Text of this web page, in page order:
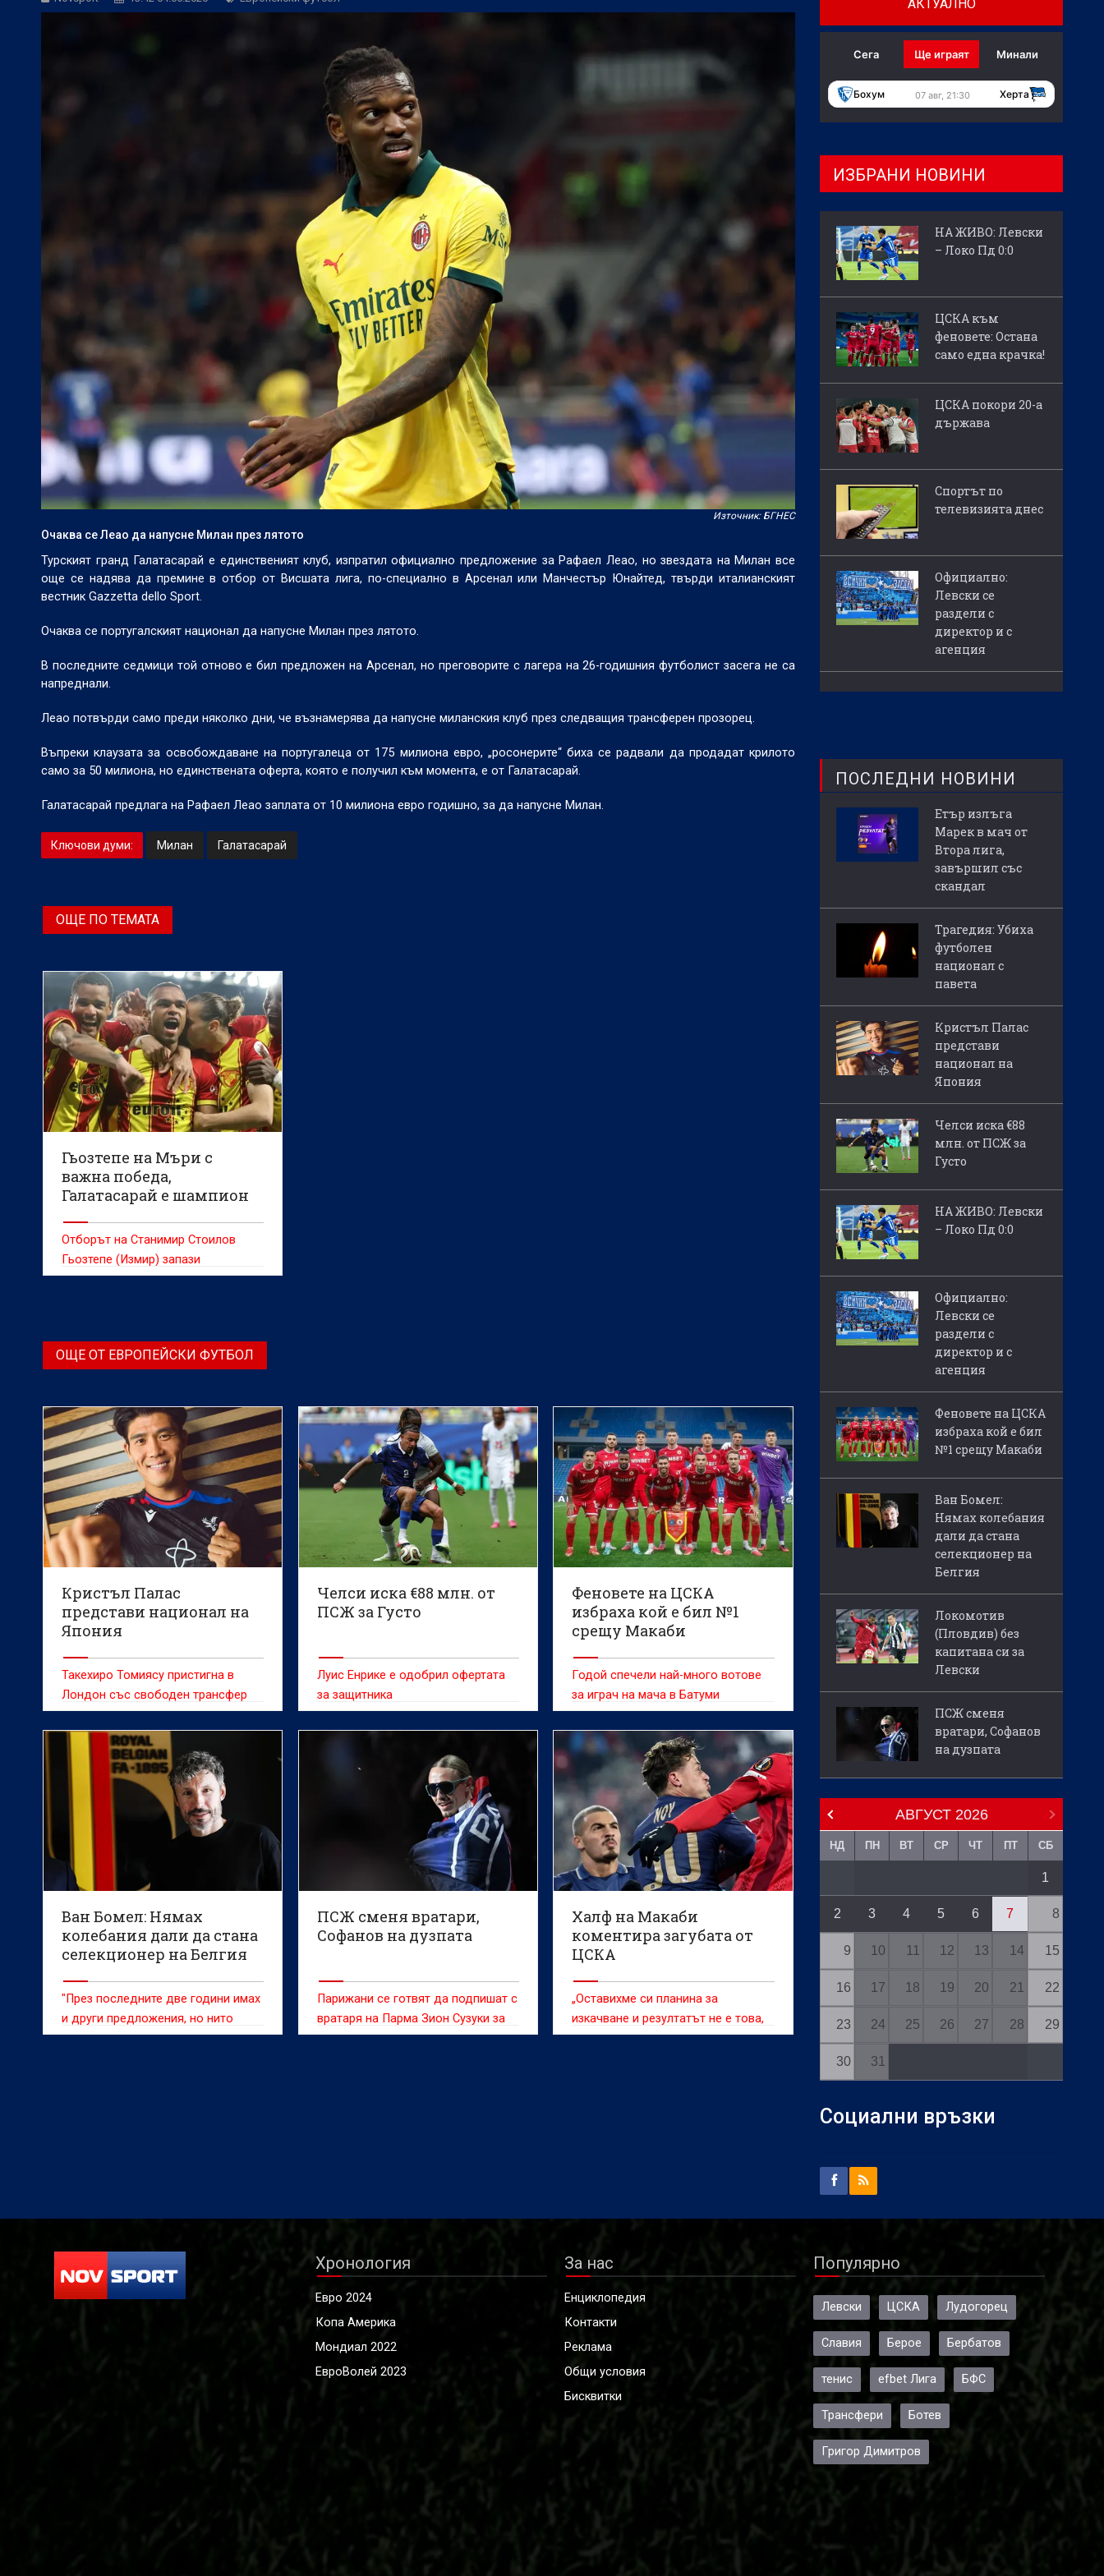
БГ Футбол:ЦСКА към феновете: Остана само една крачка!
ЦСКА покори 20-а държава
Източник: БГНЕС
Очаква се Леао да напусне Милан през лятото
Турският гранд Галатасарай е единственият клуб, изпратил официално предложение за Рафаел Леао, но звездата на Милан все
още се надява да премине в отбор от Висшата лига, по-специално в Арсенал или Манчестър Юнайтед, твърди италианският
вестник Gazzetta dello Sport.
Очаква се португалският национал да напусне Милан през лятото.
В последните седмици той отново е бил предложен на Арсенал, но преговорите с лагера на 26-годишния футболист засега не са
напреднали.
Леао потвърди само преди няколко дни, че възнамерява да напусне миланския клуб през следващия трансферен прозорец.
Въпреки клаузата за освобождаване на португалеца от 175 милиона евро, „росонерите“ биха се радвали да продадат крилото
само за 50 милиона, но единствената оферта, която е получил към момента, е от Галатасарай.
Галатасарай предлага на Рафаел Леао заплата от 10 милиона евро годишно, за да напусне Милан.
Ключови думи: Милан Галатасарай
ОЩЕ ПО ТЕМАТА
Гьозтепе на Мъри с
важна победа,
Галатасарай е шампион
Отборът на Станимир Стоилов
Гьозтепе (Измир) запази
надеждите си да се класира за
с 2:1 на своя стадион „Гюрсел
Аксел“ срещу Газиантеп ФК в 33-ия
ОЩЕ ОТ ЕВРОПЕЙСКИ ФУТБОЛ
Кристъл Палас
представи национал на
Япония
Такехиро Томиясу пристигна в
Лондон със свободен трансфер
Челси иска €88 млн. от
ПСЖ за Густо
Луис Енрике е одобрил офертата
за защитника
Феновете на ЦСКА
избраха кой е бил №1
срещу Макаби
Годой спечели най-много вотове
за играч на мача в Батуми
Ван Бомел: Нямах
колебания дали да стана
селекционер на Белгия
"През последните две години имах
и други предложения, но нито
едно от тях не ме убеди"
ПСЖ сменя вратари,
Софанов на дузпата
Парижани се готвят да подпишат с
вратаря на Парма Зион Сузуки за
35 милиона евро
Халф на Макаби
коментира загубата от
ЦСКА
„Оставихме си планина за
изкачване и резултатът не е това,
което искахме, но вярваме в себе
АКТУАЛНО
Сега Ще играят Минали
Бохум 07 авг, 21:30 Херта
ИЗБРАНИ НОВИНИ
НА ЖИВО: Левски
– Локо Пд 0:0
ЦСКА към
феновете: Остана
само една крачка!
ЦСКА покори 20-а
държава
Спортът по
телевизията днес
Официално:
Левски се
раздели с
директор и с
агенция
ПОСЛЕДНИ НОВИНИ
Етър излъга
Марек в мач от
Втора лига,
завършил със
скандал
Трагедия: Убиха
футболен
национал с
павета
Кристъл Палас
представи
национал на
Япония
Челси иска €88
млн. от ПСЖ за
Густо
НА ЖИВО: Левски
– Локо Пд 0:0
Официално:
Левски се
раздели с
директор и с
агенция
Феновете на ЦСКА
избраха кой е бил
№1 срещу Макаби
Ван Бомел:
Нямах колебания
дали да стана
селекционер на
Белгия
Локомотив
(Пловдив) без
капитана си за
Левски
ПСЖ сменя
вратари, Софанов
на дузпата
АВГУСТ 2026
НД ПН ВТ СР ЧТ ПТ СБ
1
2 3 4 5 6 7 8
9 10 11 12 13 14 15
16 17 18 19 20 21 22
23 24 25 26 27 28 29
30 31
Социални връзки
Хронология
Евро 2024
Копа Америка
Мондиал 2022
ЕвроВолей 2023
За нас
Енциклопедия
Контакти
Реклама
Общи условия
Бисквитки
Популярно
Левски ЦСКА Лудогорец
Славия Берое Бербатов
тенис efbet Лига БФС
Трансфери Ботев
Григор Димитров